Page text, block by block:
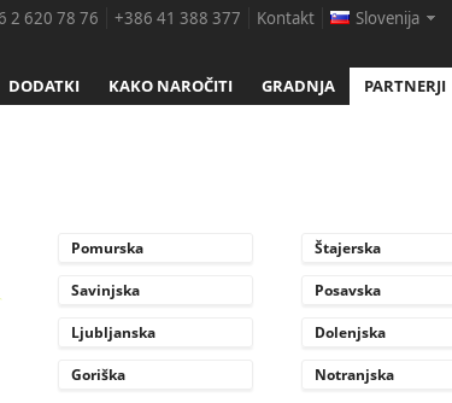
2 620 78 76 +386 41 388 377 Kontakt Slovenija
DODATKI KAKO NAROČITI GRADNJA PARTNERJI
Pomurska Štajerska
Savinjska Posavska
Ljubljanska Dolenjska
Goriška Notranjska